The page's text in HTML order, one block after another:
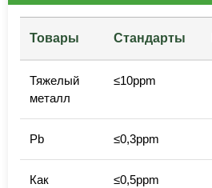
Товары Стандарты
Тяжелый
металл
≤10ppm
Pb ≤0,3ppm
Как ≤0,5ppm